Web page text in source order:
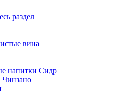
раздел
вина
напитки Сидр